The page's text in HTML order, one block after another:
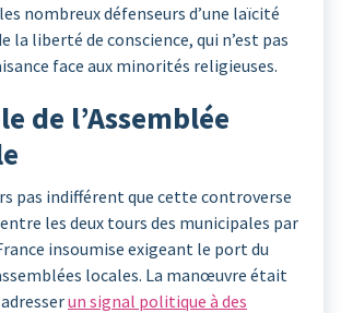
nombreux défenseurs d’une laïcité
la liberté de conscience, qui n’est pas
face aux minorités religieuses.
de l’Assemblée
pas indifférent que cette controverse
les deux tours des municipales par
insoumise exigeant le port du
locales. La manœuvre était
un signal politique à des